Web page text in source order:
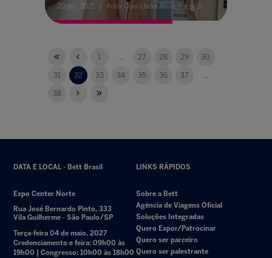
20 dez. 2021 Autor Convidado: Alcino Ricoy Jr.
1 ... 27 28 29 30
31 32 33 34 35 36 37 ...
38
DATA E LOCAL - Bett Brasil
Expo Center Norte
Rua José Bernardo Pinto, 333
Vila Guilherme - São Paulo/SP
Terça-feira 04 de maio, 2027
Credenciamento e feira: 09h00 às
19h00 | Congresso: 10h00 às 18h00
LINKS RÁPIDOS
Sobre a Bett
Agência de Viagens Oficial
Soluções Integradas
Quero Expor/Patrocinar
Quero ser parceiro
Quero ser palestrante